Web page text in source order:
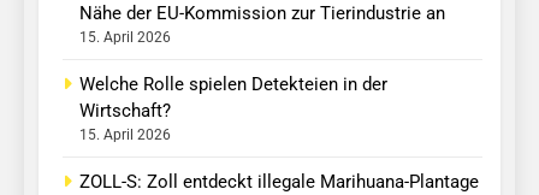
Nähe der EU-Kommission zur Tierindustrie an
15. April 2026
Welche Rolle spielen Detekteien in der
Wirtschaft?
15. April 2026
ZOLL-S: Zoll entdeckt illegale Marihuana-Plantage